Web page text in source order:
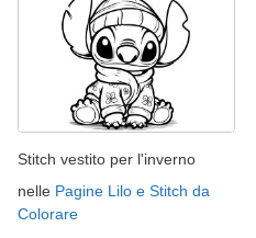
Stitch vestito per l'inverno
nelle Pagine Lilo e Stitch da
Colorare